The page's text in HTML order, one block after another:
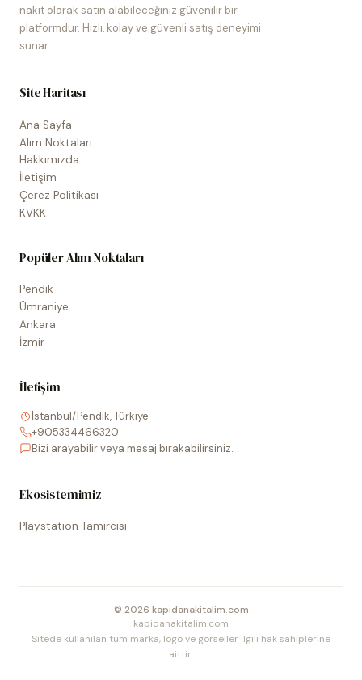
nakit olarak satın alabileceğiniz güvenilir bir
platformdur. Hızlı, kolay ve güvenli satış deneyimi
sunar.
Site Haritası
Ana Sayfa
Alım Noktaları
Hakkımızda
İletişim
Çerez Politikası
KVKK
Popüler Alım Noktaları
Pendik
Ümraniye
Ankara
İzmir
İletişim
İstanbul/Pendik, Türkiye
+905334466320
Bizi arayabilir veya mesaj bırakabilirsiniz.
Ekosistemimiz
Playstation Tamircisi
© 2026 kapidanakitalim.com
kapidanakitalim.com
Sitede kullanılan tüm marka, logo ve görseller ilgili hak sahiplerine
aittir.